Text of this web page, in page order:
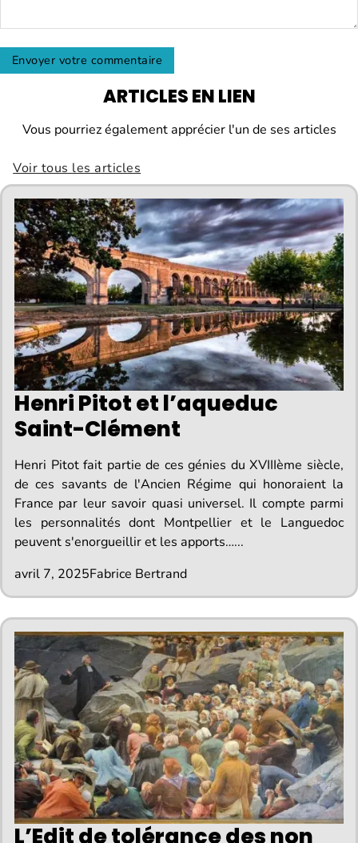
ARTICLES EN LIEN
Vous pourriez également apprécier l'un de ses articles
Voir tous les articles
Henri Pitot et l’aqueduc
Saint-Clément
Henri Pitot fait partie de ces génies du XVIIIème siècle,
de ces savants de l'Ancien Régime qui honoraient la
France par leur savoir quasi universel. Il compte parmi
les personnalités dont Montpellier et le Languedoc
peuvent s'enorgueillir et les apports…...
avril 7, 2025Fabrice Bertrand
L’Edit de tolérance des non